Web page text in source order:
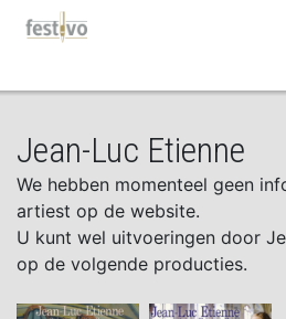
Hoofdnavigatie
Jean-Luc Etienne
We hebben momenteel geen
artiest op de website.
U kunt wel uitvoeringen door
op de volgende producties.